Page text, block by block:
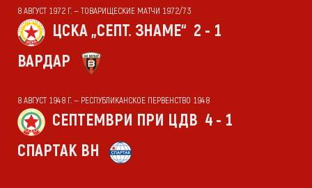
8 АВГУСТ 1972 Г. — ТОВАРИЩЕСКИЕ МАТЧИ 1972/73
ЦСКА „СЕПТ. ЗНАМЕ“ 2 - 1
ВАРДАР
8 АВГУСТ 1948 Г. — РЕСПУБЛИКАНСКОЕ ПЕРВЕНСТВО 1948
СЕПТЕМВРИ ПРИ ЦДВ 4 - 1
СПАРТАК ВН